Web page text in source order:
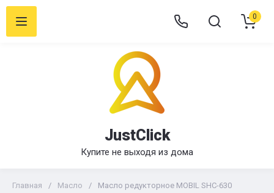
JustClick
Купите не выходя из дома
0
Главная / Масло / Масло редукторное MOBIL SHC-630